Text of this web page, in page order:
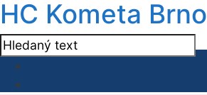
HC Kometa Brno